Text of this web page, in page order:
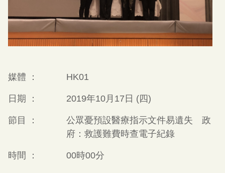
媒體 ： HK01
日期 ： 2019年10月17日 (四)
節目 ：
公眾憂預設醫療指示文件易遺失 政
府：救護難費時查電子紀錄
時間 ： 00時00分